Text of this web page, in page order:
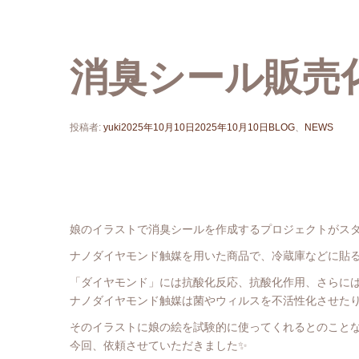
消臭シール販売
投稿者: yuki2025年10月10日 2025年10月10日 BLOG、 NEWS
娘のイラストで消臭シールを作成するプロジェクトがス
ナノダイヤモンド触媒を用いた商品で、冷蔵庫などに貼
「ダイヤモンド」には抗酸化反応、抗酸化作用、さら
ナノダイヤモンド触媒は菌やウィルスを不活性化させた
そのイラストに娘の絵を試験的に使ってくれるとのこと
今回、依頼させていただきました✨